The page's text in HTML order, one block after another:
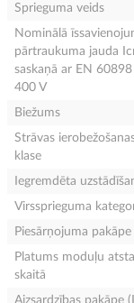
Sprieguma veids
Nominālā
pārtraukuma jauda
saskaņā ar EN
400 V
Biežums
Strāvas
klase
Iegremdēta
Virssprieguma
Piesārņojuma pakāpe
Platums moduļu
skaitā
Aizsardzības pakāpe